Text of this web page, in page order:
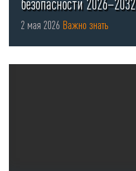
безопасности 2026–2032
2 мая 2026 Важно знать